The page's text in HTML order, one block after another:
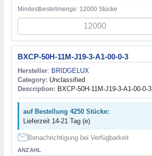
Mindestbestellmenge: 12000 Stücke
BXCP-50H-11M-J19-3-A1-00-0-3
Hersteller: BRIDGELUX
Category: Unclassified
Description: BXCP-50H-11M-J19-3-A1-00-0-3
auf Bestellung 4250 Stücke:
Lieferzeit 14-21 Tag (e)
Benachrichtigung bei Verfügbarkeit
ANZAHL